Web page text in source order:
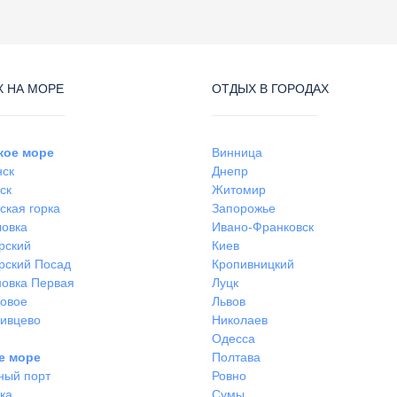
НА МОРЕ
море
горка
Посад
Первая
море
порт
ОТДЫХ В ГОРОДАХ
Винница
Днепр
Житомир
Запорожье
Ивано-Франковск
Киев
Кропивницкий
Луцк
Львов
Николаев
Одесса
Полтава
Ровно